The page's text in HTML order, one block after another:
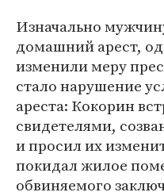
Изначально
домашний арест,
изменили меру
стало нарушение
ареста: Кокорин
свидетелями,
и просил их
покидал жилое
обвиняемого